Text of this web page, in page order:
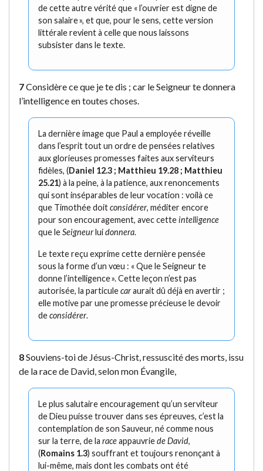
de cette autre vérité que « l’ouvrier est digne de
son salaire », et que, pour le sens, cette version
littérale revient à celle que nous laissons
subsister dans le texte.
7Considère ce que je te dis ; car le Seigneur te donnera
l’intelligence en toutes choses.
La dernière image que Paul a employée réveille
dans l’esprit tout un ordre de pensées relatives
aux glorieuses promesses faites aux serviteurs
fidèles, (Daniel 12.3 ; Matthieu 19.28 ; Matthieu
25.21) à la peine, à la patience, aux renoncements
qui sont inséparables de leur vocation : voilà ce
que Timothée doitconsidérer, méditer encore
pour son encouragement, avec cetteintelligence
que leSeigneurluidonnera.
Le texte reçu exprime cette dernière pensée
sous la forme d’un vœu : « Que le Seigneur te
donne l’intelligence ». Cette leçon n’est pas
autorisée, la particulecaraurait dû déjà en avertir ;
elle motive par une promesse précieuse le devoir
deconsidérer.
8Souviens-toi de Jésus-Christ, ressuscité des morts, issu
de la race de David, selon mon Évangile,
Le plus salutaire encouragement qu’un serviteur
de Dieu puisse trouver dans ses épreuves, c’est la
contemplation de son Sauveur, né comme nous
sur la terre, de la raceappauvriede David,
(Romains 1.3) souffrant et toujours renonçant à
lui-même, mais dont les combats ont été